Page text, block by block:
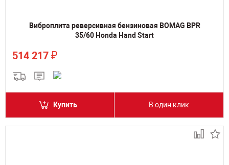
Виброплита реверсивная бензиновая BOMAG BPR
35/60 Honda Hand Start
514 217 ₽
Купить В один клик